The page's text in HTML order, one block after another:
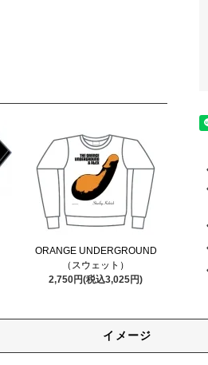
ORANGE UNDERGROUND
（スウェット）
2,750円(税込3,025円)
イメージ